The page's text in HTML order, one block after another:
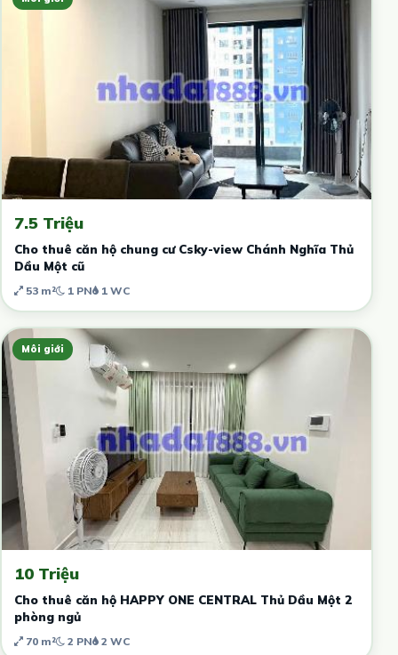
7.5 Triệu
Cho thuê căn hộ chung cư Csky-view Chánh Nghĩa Thủ
Dầu Một cũ
53 m² 1 PN 1 WC
Môi giới
10 Triệu
Cho thuê căn hộ HAPPY ONE CENTRAL Thủ Dầu Một 2
phòng ngủ
70 m² 2 PN 2 WC